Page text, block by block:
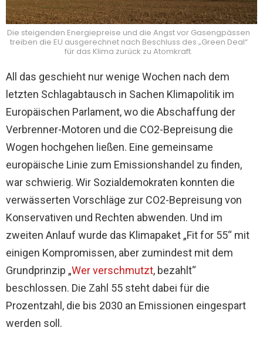
Die steigenden Energiepreise und die Angst vor Gasengpässen
treiben die EU ausgerechnet nach Beschluss des „Green Deal“
für das Klima zurück zu Atomkraft.
All das geschieht nur wenige Wochen nach dem
letzten Schlagabtausch in Sachen Klimapolitik im
Europäischen Parlament, wo die Abschaffung der
Verbrenner-Motoren und die CO2-Bepreisung die
Wogen hochgehen ließen. Eine gemeinsame
europäische Linie zum Emissionshandel zu finden,
war schwierig. Wir Sozialdemokraten konnten die
verwässerten Vorschläge zur CO2-Bepreisung von
Konservativen und Rechten abwenden. Und im
zweiten Anlauf wurde das Klimapaket „Fit for 55“ mit
einigen Kompromissen, aber zumindest mit dem
Grundprinzip „Wer verschmutzt, bezahlt“
beschlossen. Die Zahl 55 steht dabei für die
Prozentzahl, die bis 2030 an Emissionen eingespart
werden soll.